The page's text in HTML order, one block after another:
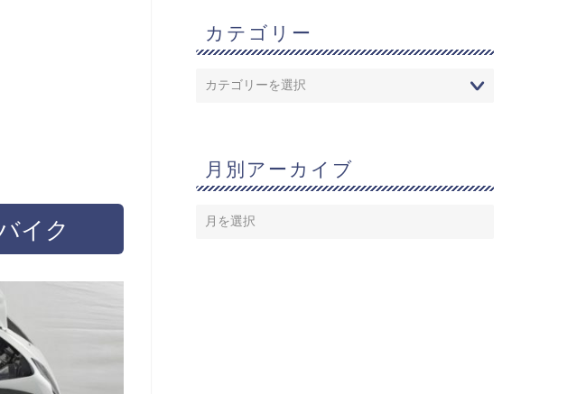
イク
カテゴリー
月別アーカイブ